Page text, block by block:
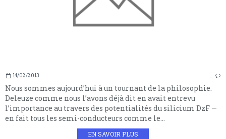
14/02/2013 …
Nous sommes aujourd’hui à un tournant de la philosophie.
Deleuze comme nous l’avons déjà dit en avait entrevu
l’importance au travers des potentialités du silicium DzF —
en fait tous les semi-conducteurs comme le...
EN SAVOIR PLUS